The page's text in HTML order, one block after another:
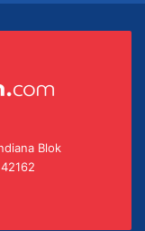
Blok